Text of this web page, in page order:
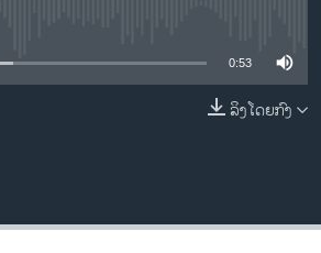
ຈີ
0:53
ລິງໂດຍກົງ